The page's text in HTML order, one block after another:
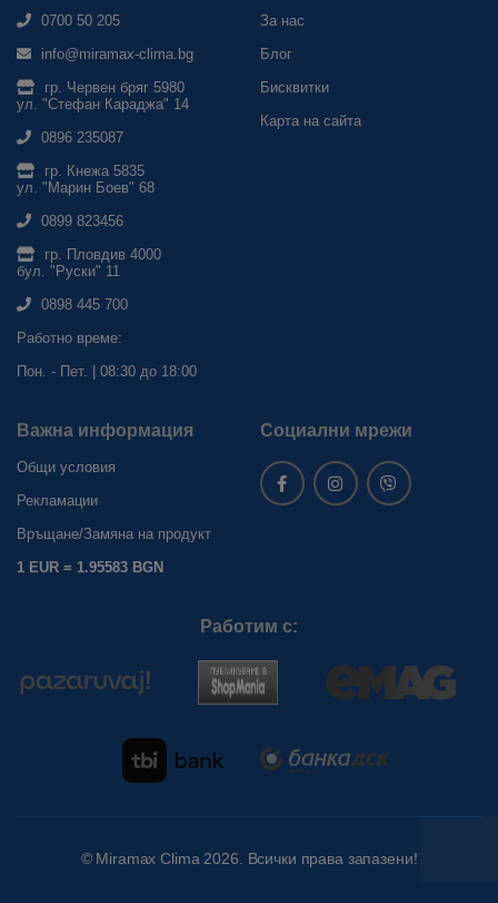
0700 50 205
info@miramax-clima.bg
гр. Червен бряг 5980
ул. "Стефан Караджа" 14
0896 235087
гр. Кнежа 5835
ул. "Марин Боев" 68
0899 823456
гр. Пловдив 4000
бул. "Руски" 11
0898 445 700
Работно време:
Пон. - Пет. | 08:30 до 18:00
За нас
Блог
Бисквитки
Карта на сайта
Важна информация
Общи условия
Рекламации
Връщане/Замяна на продукт
1 EUR = 1.95583 BGN
Социални мрежи
Работим с:
© Miramax Clima 2026. Всички права запазени!